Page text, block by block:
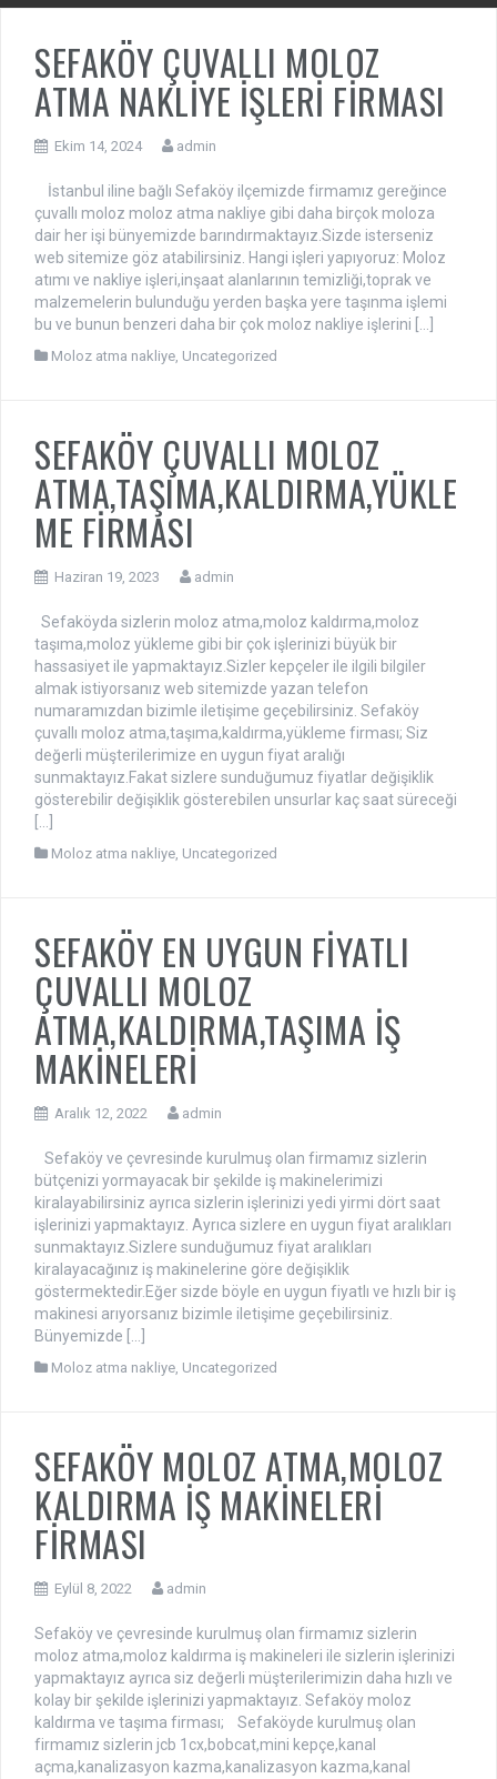
SEFAKÖY ÇUVALLI MOLOZ
ATMA NAKLİYE İŞLERİ FİRMASI
Ekim 14, 2024 admin
İstanbul iline bağlı Sefaköy ilçemizde firmamız gereğince
çuvallı moloz moloz atma nakliye gibi daha birçok moloza
dair her işi bünyemizde barındırmaktayız.Sizde isterseniz
web sitemize göz atabilirsiniz. Hangi işleri yapıyoruz: Moloz
atımı ve nakliye işleri,inşaat alanlarının temizliği,toprak ve
malzemelerin bulunduğu yerden başka yere taşınma işlemi
bu ve bunun benzeri daha bir çok moloz nakliye işlerini […]
Moloz atma nakliye Uncategorized
SEFAKÖY ÇUVALLI MOLOZ
ATMA,TAŞIMA,KALDIRMA,YÜKLE
ME FİRMASI
Haziran 19, 2023 admin
Sefaköyda sizlerin moloz atma,moloz kaldırma,moloz
taşıma,moloz yükleme gibi bir çok işlerinizi büyük bir
hassasiyet ile yapmaktayız.Sizler kepçeler ile ilgili bilgiler
almak istiyorsanız web sitemizde yazan telefon
numaramızdan bizimle iletişime geçebilirsiniz. Sefaköy
çuvallı moloz atma,taşıma,kaldırma,yükleme firması; Siz
değerli müşterilerimize en uygun fiyat aralığı
sunmaktayız.Fakat sizlere sunduğumuz fiyatlar değişiklik
gösterebilir değişiklik gösterebilen unsurlar kaç saat süreceği
Moloz atma nakliye Uncategorized
SEFAKÖY EN UYGUN FİYATLI
ÇUVALLI MOLOZ
ATMA,KALDIRMA,TAŞIMA İŞ
MAKİNELERİ
Aralık 12, 2022 admin
Sefaköy ve çevresinde kurulmuş olan firmamız sizlerin
bütçenizi yormayacak bir şekilde iş makinelerimizi
kiralayabilirsiniz ayrıca sizlerin işlerinizi yedi yirmi dört saat
işlerinizi yapmaktayız. Ayrıca sizlere en uygun fiyat aralıkları
sunmaktayız.Sizlere sunduğumuz fiyat aralıkları
kiralayacağınız iş makinelerine göre değişiklik
göstermektedir.Eğer sizde böyle en uygun fiyatlı ve hızlı bir iş
makinesi arıyorsanız bizimle iletişime geçebilirsiniz.
Bünyemizde […]
Moloz atma nakliye Uncategorized
SEFAKÖY MOLOZ ATMA,MOLOZ
KALDIRMA İŞ MAKİNELERİ
FİRMASI
Eylül 8, 2022 admin
Sefaköy ve çevresinde kurulmuş olan firmamız sizlerin
moloz atma,moloz kaldırma iş makineleri ile sizlerin işlerinizi
yapmaktayız ayrıca siz değerli müşterilerimizin daha hızlı ve
kolay bir şekilde işlerinizi yapmaktayız. Sefaköy moloz
kaldırma ve taşıma firması; Sefaköyde kurulmuş olan
firmamız sizlerin jcb 1cx,bobcat,mini kepçe,kanal
açma,kanalizasyon kazma,kanalizasyon kazma,kanal